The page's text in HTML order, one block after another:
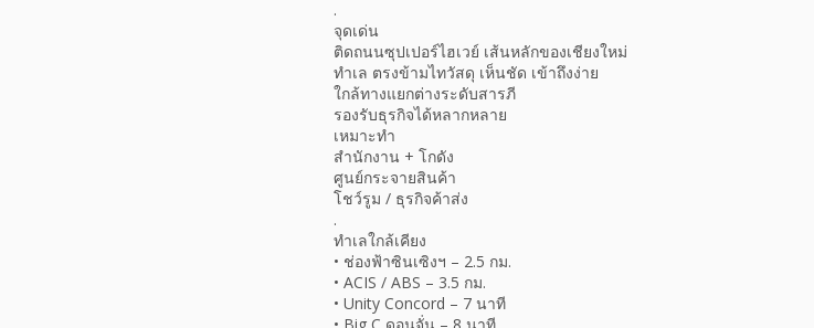
.
จุดเด่น
ติดถนนซุปเปอร์ไฮเวย์ เส้นหลักของเชียงใหม่
ทำเล ตรงข้ามไทวัสดุ เห็นชัด เข้าถึงง่าย
ใกล้ทางแยกต่างระดับสารภี
รองรับธุรกิจได้หลากหลาย
เหมาะทำ
สำนักงาน + โกดัง
ศูนย์กระจายสินค้า
โชว์รูม / ธุรกิจค้าส่ง
.
ทำเลใกล้เคียง
• ช่องฟ้าซินเซิงฯ – 2.5 กม.
• ACIS / ABS – 3.5 กม.
• Unity Concord – 7 นาที
• Big C ดอนจั่น – 8 นาที